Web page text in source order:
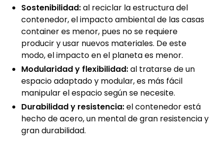
Sostenibilidad:al reciclar la estructura del
contenedor, el impacto ambiental de las casas
container es menor, pues no se requiere
producir y usar nuevos materiales. De este
modo, el impacto en el planeta es menor.
Modularidad y flexibilidad:al tratarse de un
espacio adaptado y modular, es más fácil
manipular el espacio según se necesite.
Durabilidad y resistencia:el contenedor está
hecho de acero, un mental de gran resistencia y
gran durabilidad.